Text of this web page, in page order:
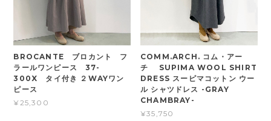
BROCANTE ブロカント フ
ラールワンピース 37-
300X タイ付き ２WAYワン
ピース
¥25,300
COMM.ARCH. コム・アー
チ SUPIMA WOOL SHIRT
DRESS スーピマコットン ウー
ル シャツドレス -GRAY
CHAMBRAY-
¥35,750